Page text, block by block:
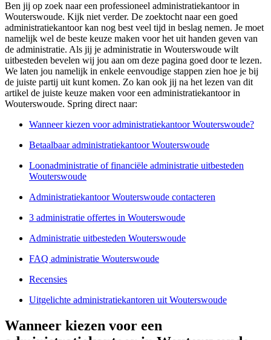
Ben jij op zoek naar een professioneel administratiekantoor in
Wouterswoude. Kijk niet verder. De zoektocht naar een goed
administratiekantoor kan nog best veel tijd in beslag nemen. Je moet
namelijk wel de beste keuze maken voor het uit handen geven van
de administratie. Als jij je administratie in Wouterswoude wilt
uitbesteden bevelen wij jou aan om deze pagina goed door te lezen.
We laten jou namelijk in enkele eenvoudige stappen zien hoe je bij
de juiste partij uit kunt komen. Zo kan ook jij na het lezen van dit
artikel de juiste keuze maken voor een administratiekantoor in
Wouterswoude. Spring direct naar:
Wanneer kiezen voor administratiekantoor Wouterswoude?
Betaalbaar administratiekantoor Wouterswoude
Loonadministratie of financiële administratie uitbesteden
Wouterswoude
Administratiekantoor Wouterswoude contacteren
3 administratie offertes in Wouterswoude
Administratie uitbesteden Wouterswoude
FAQ administratie Wouterswoude
Recensies
Uitgelichte administratiekantoren uit Wouterswoude
Wanneer kiezen voor een